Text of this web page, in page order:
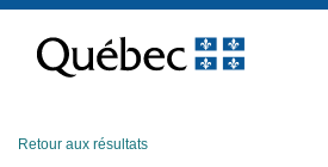
contenu
Retour aux résultats